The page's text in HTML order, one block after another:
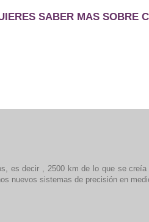
SABER MAS SOBRE
es decir , 2500 km de lo que se
nuevos sistemas de precisión en